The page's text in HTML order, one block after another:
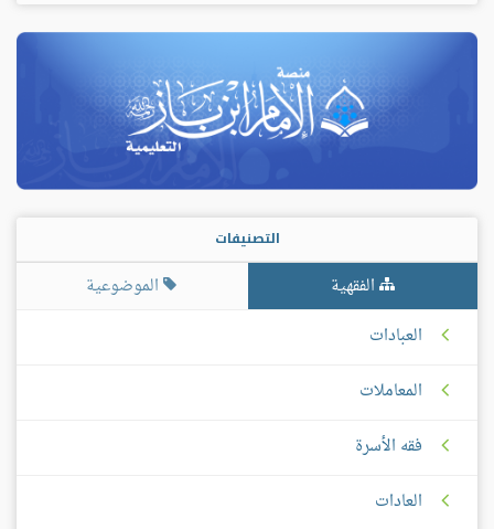
التصنيفات
الفقهية
الموضوعية
العبادات
المعاملات
فقه الأسرة
العادات